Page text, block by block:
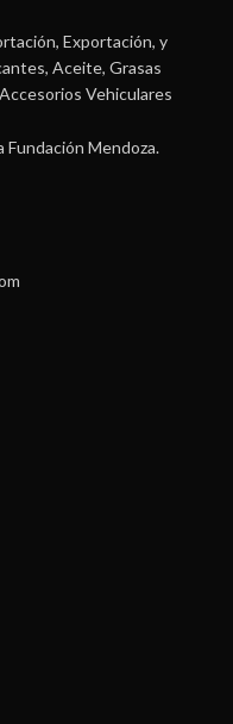
Exportación, y
Aceite, Grasas
Vehiculares
Fundación Mendoza.